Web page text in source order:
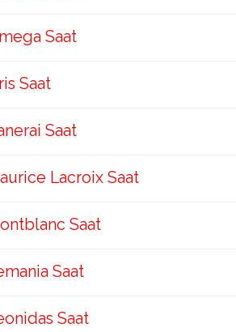
Saat
Saat
Saat
Lacroix Saat
Saat
Saat
Saat